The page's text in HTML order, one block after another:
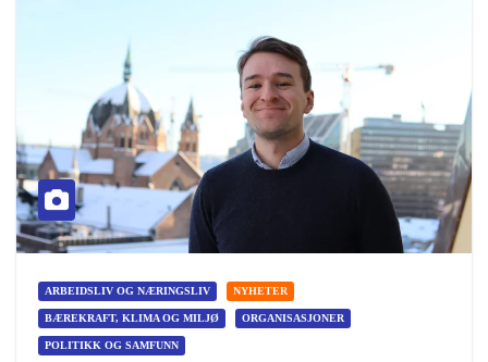
ARBEIDSLIV OG NÆRINGSLIV NYHETER
BÆREKRAFT, KLIMA OG MILJØ ORGANISASJONER
POLITIKK OG SAMFUNN